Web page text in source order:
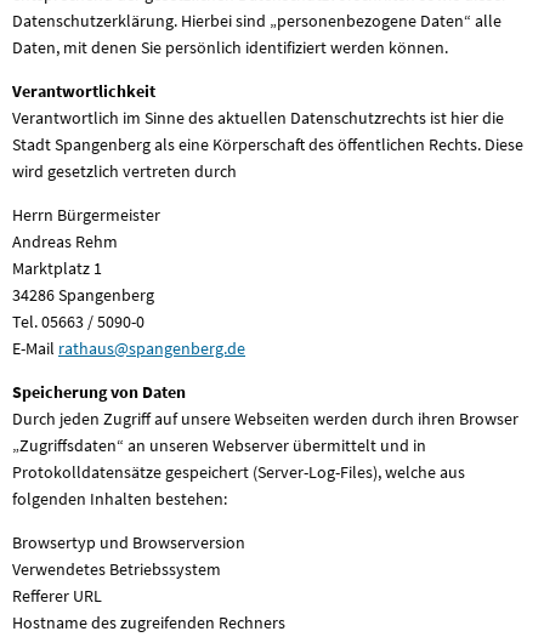
Datenschutzerklärung. Hierbei sind „personenbezogene Daten“ alle
Daten, mit denen Sie persönlich identifiziert werden können.
Verantwortlichkeit
Verantwortlich im Sinne des aktuellen Datenschutzrechts ist hier die
Stadt Spangenberg als eine Körperschaft des öffentlichen Rechts. Diese
wird gesetzlich vertreten durch
Herrn Bürgermeister
Andreas Rehm
Marktplatz 1
34286 Spangenberg
Tel. 05663 / 5090-0
E-Mail rathaus@spangenberg.de
Speicherung von Daten
Durch jeden Zugriff auf unsere Webseiten werden durch ihren Browser
„Zugriffsdaten“ an unseren Webserver übermittelt und in
Protokolldatensätze gespeichert (Server-Log-Files), welche aus
folgenden Inhalten bestehen:
Browsertyp und Browserversion
Verwendetes Betriebssystem
Refferer URL
Hostname des zugreifenden Rechners